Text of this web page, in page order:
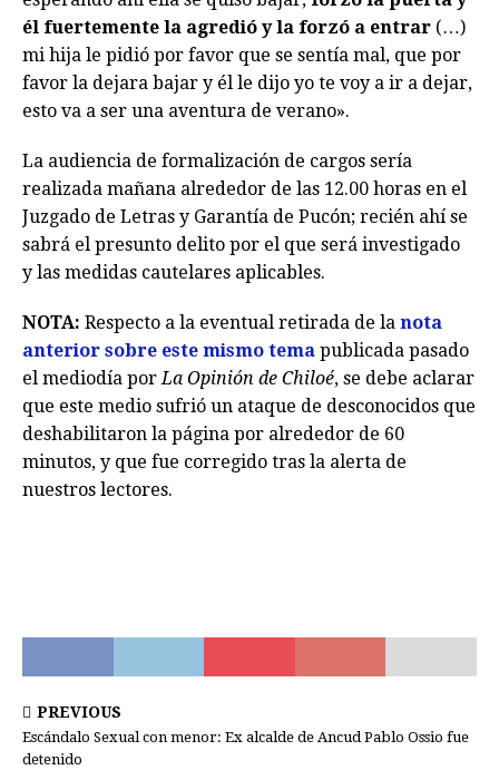
él fuertemente la agredió y la forzó a entrar (…)
mi hija le pidió por favor que se sentía mal, que por
favor la dejara bajar y él le dijo yo te voy a ir a dejar,
esto va a ser una aventura de verano».
La audiencia de formalización de cargos sería
realizada mañana alrededor de las 12.00 horas en el
Juzgado de Letras y Garantía de Pucón; recién ahí se
sabrá el presunto delito por el que será investigado
y las medidas cautelares aplicables.
NOTA: Respecto a la eventual retirada de la nota
anterior sobre este mismo tema publicada pasado
el mediodía porLa Opinión de Chiloé, se debe aclarar
que este medio sufrió un ataque de desconocidos que
deshabilitaron la página por alrededor de 60
minutos, y que fue corregido tras la alerta de
nuestros lectores.
PREVIOUS
Escándalo Sexual con menor: Ex alcalde de Ancud Pablo Ossio fue
detenido